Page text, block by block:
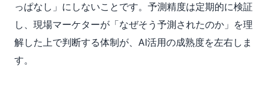
っぱなし」にしないことです。予測精度は定期的に検証
し、現場マーケターが「なぜそう予測されたのか」を理
解した上で判断する体制が、AI活用の成熟度を左右しま
す。